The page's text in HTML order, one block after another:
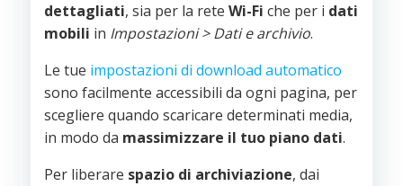
dettagliati, sia per la rete Wi-Fi che per i dati
mobili in Impostazioni > Dati e archivio.
Le tue impostazioni di download automatico
sono facilmente accessibili da ogni pagina, per
scegliere quando scaricare determinati media,
in modo da massimizzare il tuo piano dati.
Per liberare spazio di archiviazione, dai